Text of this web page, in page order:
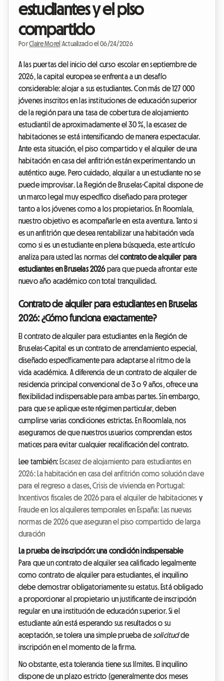
estudiantes y el piso
compartido
PorClaire Morel Actualizado el 06/24/2026
A las puertas del inicio del curso escolar en septiembre de
2026, la capital europea se enfrenta a un desafío
considerable: alojar a sus estudiantes. Con más de 127 000
jóvenes inscritos en las instituciones de educación superior
de la región para una tasa de cobertura de alojamiento
estudiantil de aproximadamente el 30 %, la escasez de
habitaciones se está intensificando de manera espectacular.
Ante esta situación, el piso compartido y el alquiler de una
habitación en casa del anfitrión están experimentando un
auténtico auge. Pero cuidado, alquilar a un estudiante no se
puede improvisar. La Región de Bruselas-Capital dispone de
un marco legal muy específico diseñado para proteger
tanto a los jóvenes como a los propietarios. En Roomlala,
nuestro objetivo es acompañarle en esta aventura. Tanto si
es un anfitrión que desea rentabilizar una habitación vacía
como si es un estudiante en plena búsqueda, este artículo
analiza para usted las normas delcontrato de alquiler para
estudiantes en Bruselas 2026para que pueda afrontar este
nuevo año académico con total tranquilidad.
Contrato de alquiler para estudiantes en Bruselas
2026: ¿Cómo funciona exactamente?
El contrato de alquiler para estudiantes en la Región de
Bruselas-Capital es un contrato de arrendamiento especial,
diseñado específicamente para adaptarse al ritmo de la
vida académica. A diferencia de un contrato de alquiler de
residencia principal convencional de 3 o 9 años, ofrece una
flexibilidad indispensable para ambas partes. Sin embargo,
para que se aplique este régimen particular, deben
cumplirse varias condiciones estrictas. En Roomlala, nos
aseguramos de que nuestros usuarios comprendan estos
matices para evitar cualquier recalificación del contrato.
Lee también: Escasez de alojamiento para estudiantes en
2026: La habitación en casa del anfitrión como solución clave
para el regreso a clases,Crisis de vivienda en Portugal:
Incentivos fiscales de 2026 para el alquiler de habitaciones y
Fraude en los alquileres temporales en España: Las nuevas
normas de 2026 que aseguran el piso compartido de larga
duración
La prueba de inscripción: una condición indispensable
Para que un contrato de alquiler sea calificado legalmente
como contrato de alquiler para estudiantes, el inquilino
debe demostrar obligatoriamente su estatus. Está obligado
a proporcionar al propietario un justificante de inscripción
regular en una institución de educación superior. Si el
estudiante aún está esperando sus resultados o su
aceptación, se tolera una simple prueba desolicitudde
inscripción en el momento de la firma.
No obstante, esta tolerancia tiene sus límites. El inquilino
dispone de un plazo estricto (generalmente dos meses